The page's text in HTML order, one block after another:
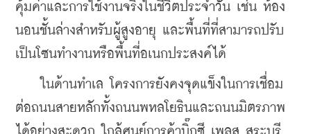
คุ้มค่าและการใช้งานจริงในชีวิตประจำวัน เช่น ห้อง
นอนชั้นล่างสำหรับผู้สูงอายุ และพื้นที่ที่สามารถปรับ
เป็นโซนทำงานหรือพื้นที่อเนกประสงค์ได้
ในด้านทำเล โครงการยังคงจุดแข็งในการเชื่อม
ต่อถนนสายหลักทั้งถนนพหลโยธินและถนนมิตรภาพ